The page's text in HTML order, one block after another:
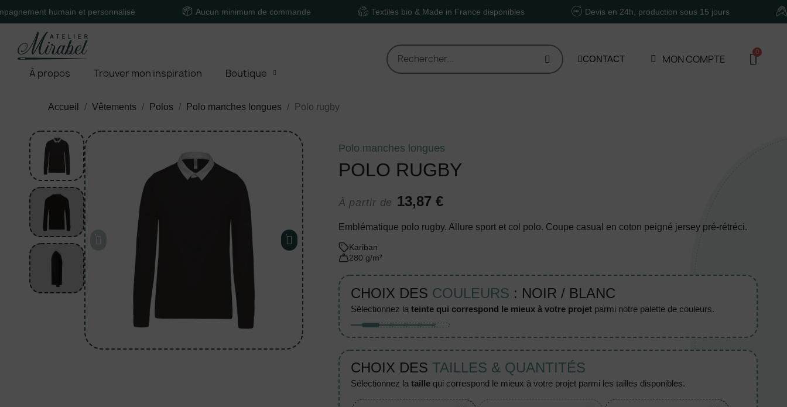
humain et personnalisé Aucun minimum de commande Textiles bio & Made in France disponibles Devis en 24h, production sous 15 jours Un
À propos Trouver mon inspiration Boutique
CONTACT MON COMPTE
Accueil Vêtements Polos Polo manches longues Polo rugby
Polo manches longues
POLO RUGBY
À partir de 13,87 €
Emblématique polo rugby. Allure sport et col polo. Coupe casual en coton peigné jersey pré-rétréci.
Kariban
280 g/m²
CHOIX DES COULEURS : NOIR / BLANC
sélectionnez la teinte qui correspond le mieux à votre projetparmi notre palette de couleurs.
CHOIX DES TAILLES & QUANTITÉS
sélectionnez la taillequi correspond le mieux à votre projet parmi les tailles disponibles.